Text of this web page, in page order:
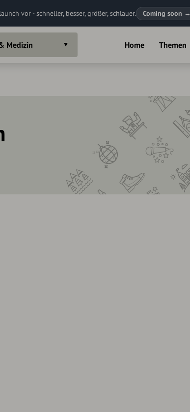
vor - schneller, besser, größer, schlauer. Coming soon →
Home Themen
Medizin